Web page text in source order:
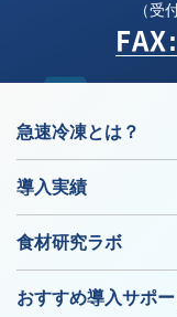
（受
急速冷凍とは？
導入実績
食材研究ラボ
おすすめ導入サポー